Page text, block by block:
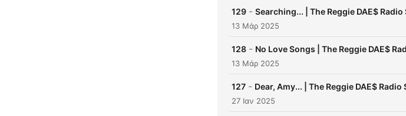
129 - Searching... | The Reggie DAE$ Radio
13 Μάρ 2025
128 - No Love Songs | The Reggie DAE$
13 Μάρ 2025
127 - Dear, Amy... | The Reggie DAE$ Radio
27 Ιαν 2025